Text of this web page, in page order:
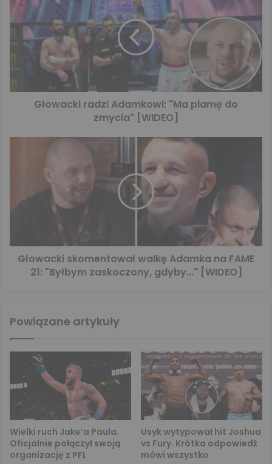
Głowacki radzi Adamkowi: "Ma plamę do
zmycia" [WIDEO]
Głowacki skomentował walkę Adamka na FAME
21: "Byłbym zaskoczony, gdyby..." [WIDEO]
Powiązane artykuły
Wielki ruch Jake’a Paula.
Oficjalnie połączył swoją
organizację z PFL
Usyk wytypował hit Joshua
vs Fury. Krótka odpowiedź
mówi wszystko